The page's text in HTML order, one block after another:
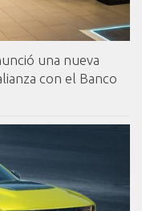
una nueva
con el Banco